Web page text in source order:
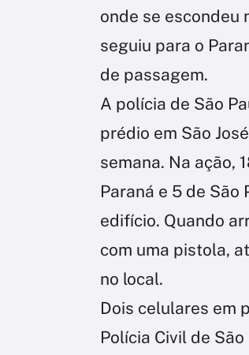
onde se escondeu
seguiu para o
de passagem.
A polícia de São
prédio em São
semana. Na ação,
Paraná e 5 de
edifício. Quando
com uma pistola,
no local.
Dois celulares em
Polícia Civil de